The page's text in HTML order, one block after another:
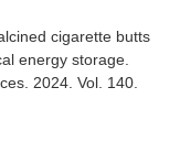
cigarette butts
energy storage.
. 2024. Vol. 140.